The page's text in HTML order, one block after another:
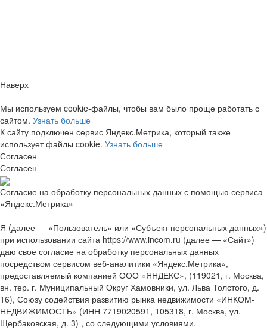
Наверх
Мы используем cookie-файлы, чтобы вам было проще работать с
сайтом. Узнать больше
К сайту подключен сервис Яндекс.Метрика, который также
использует файлы cookie. Узнать больше
Согласен
Согласен
Согласие на обработку персональных данных с помощью сервиса
«Яндекс.Метрика»
Я (далее — «Пользователь» или «Субъект персональных данных»)
при использовании сайта https://www.incom.ru (далее — «Сайт»)
даю свое согласие на обработку персональных данных
посредством сервисом веб-аналитики «Яндекс.Метрика»,
предоставляемый компанией ООО «ЯНДЕКС», (119021, г. Москва,
вн. тер. г. Муниципальный Округ Хамовники, ул. Льва Толстого, д.
16), Союзу содействия развитию рынка недвижимости «ИНКОМ-
НЕДВИЖИМОСТЬ» (ИНН 7719020591, 105318, г. Москва, ул.
Щербаковская, д. 3) , со следующими условиями.